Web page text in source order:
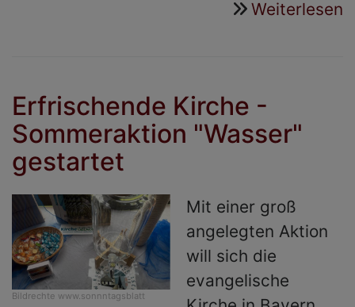
Weiterlesen
Erfrischende Kirche -
Sommeraktion "Wasser"
gestartet
Bildrechte www.sonnntagsblatt
Mit einer groß
angelegten Aktion
will sich die
evangelische